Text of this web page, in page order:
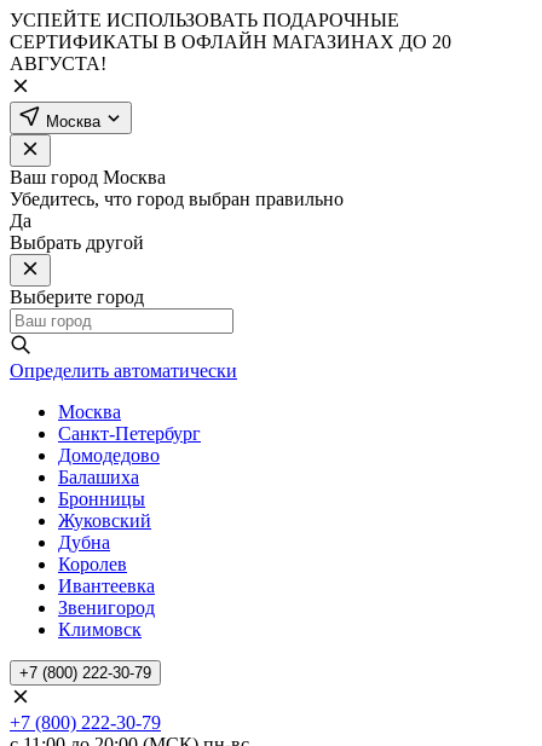
УСПЕЙТЕ ИСПОЛЬЗОВАТЬ ПОДАРОЧНЫЕ
СЕРТИФИКАТЫ В ОФЛАЙН МАГАЗИНАХ ДО 20
АВГУСТА!
Москва
Ваш город Москва
Убедитесь, что город выбран правильно
Да
Выбрать другой
Выберите город
Определить автоматически
Москва
Санкт-Петербург
Домодедово
Балашиха
Бронницы
Жуковский
Дубна
Королев
Ивантеевка
Звенигород
Климовск
+7 (800) 222-30-79
+7 (800) 222-30-79